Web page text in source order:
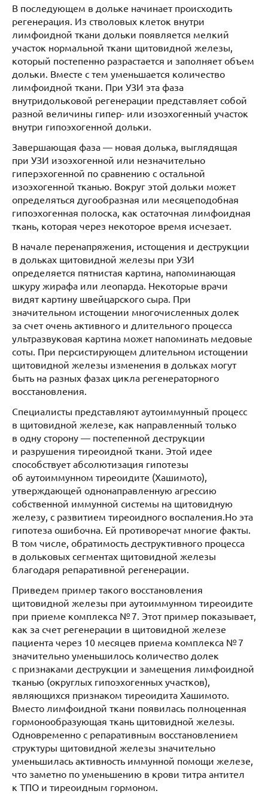
В последующем в дольке начинает происходить
регенерация. Из стволовых клеток внутри
лимфоидной ткани дольки появляется мелкий
участок нормальной ткани щитовидной железы,
который постепенно разрастается и заполняет объем
дольки. Вместе с тем уменьшается количество
лимфоидной ткани. При УЗИ эта фаза
внутридольковой регенерации представляет собой
разной величины гипер- или изоэхогенный участок
внутри гипоэхогенной дольки.
Завершающая фаза — новая долька, выглядящая
при УЗИ изоэхогенной или незначительно
гиперэхогенной по сравнению с остальной
изоэхогенной тканью. Вокруг этой дольки может
определяться дугообразная или месяцеподобная
гипоэхогенная полоска, как остаточная лимфоидная
ткань, которая через некоторое время исчезает.
В начале перенапряжения, истощения и деструкции
в дольках щитовидной железы при УЗИ
определяется пятнистая картина, напоминающая
шкуру жирафа или леопарда. Некоторые врачи
видят картину швейцарского сыра. При
значительном истощении многочисленных долек
за счет очень активного и длительного процесса
ультразвуковая картина может напоминать медовые
соты. При персистирующем длительном истощении
щитовидной железы изменения в дольках могут
быть на разных фазах цикла регенераторного
восстановления.
Специалисты представляют аутоиммунный процесс
в щитовидной железе, как направленный только
в одну сторону — постепенной деструкции
и разрушения тиреоидной ткани. Этой идее
способствует абсолютизация гипотезы
об аутоиммунном тиреоидите (Хашимото),
утверждающей однонаправленную агрессию
собственной иммунной системы на щитовидную
железу, с развитием тиреоидного воспаления.Но эта
гипотеза ошибочна. Ей противоречат многие факты.
В том числе, обратимость деструктивного процесса
в дольковых сегментах щитовидной железы
благодаря репаративной регенерации.
Приведем пример такого восстановления
щитовидной железы при аутоиммунном тиреоидите
при приеме комплекса № 7. Этот пример показывает,
как за счет регенерации в щитовидной железе
пациента через 10 месяцев приема комплекса № 7
значительно уменьшилось количество долек
с признаками деструкции и замещения лимфоидной
тканью (округлых гипоэхогенных участков),
являющихся признаком тиреоидита Хашимото.
Вместо лимфоидной ткани появилась полноценная
гормонообразующая ткань щитовидной железы.
Одновременно с репаративным восстановлением
структуры щитовидной железы значительно
уменьшилась активность иммунной помощи железе,
что заметно по уменьшению в крови титра антител
к ТПО и тиреоидным гормоном.